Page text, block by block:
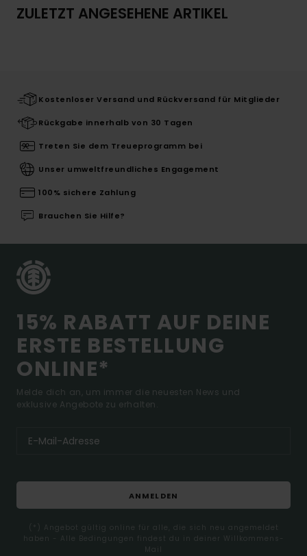
ZULETZT ANGESEHENE ARTIKEL
Kostenloser Versand und Rückversand für Mitglieder
Rückgabe innerhalb von 30 Tagen
Treten Sie dem Treueprogramm bei
Unser umweltfreundliches Engagement
100% sichere Zahlung
Brauchen Sie Hilfe?
15% RABATT AUF DEINE
ERSTE BESTELLUNG
ONLINE*
Melde dich an, um immer die neuesten News und
exklusive Angebote zu erhalten.
ANMELDEN
(*) Angebot gültig online für alle, die sich neu angemeldet
haben - Alle Bedingungen findest du in deiner Willkommens-
Mail